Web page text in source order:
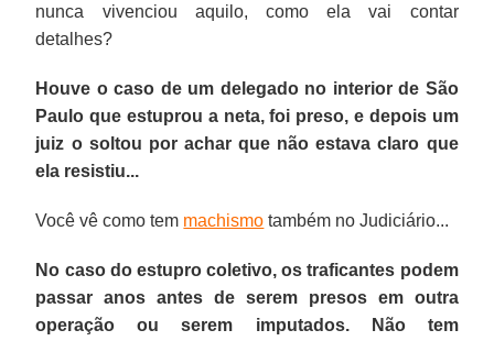
nunca vivenciou aquilo, como ela vai contar
detalhes?
Houve o caso de um delegado no interior de São
Paulo que estuprou a neta, foi preso, e depois um
juiz o soltou por achar que não estava claro que
ela resistiu...
Você vê como tem machismo também no Judiciário...
No caso do estupro coletivo, os traficantes podem
passar anos antes de serem presos em outra
operação ou serem imputados. Não tem